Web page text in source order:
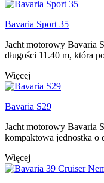
Bavaria Sport 35
Jacht motorowy Bavaria
długości 11.40 m, która
Więcej
Bavaria S29
Jacht motorowy Bavaria
kompaktowa jednostka o
Więcej